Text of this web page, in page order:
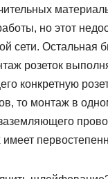
но этот
сети. Остальная
розеток
конкретную
то монтаж в